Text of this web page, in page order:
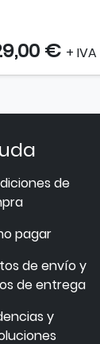
€ + IVA
de
pagar
de envío y
de entrega
y